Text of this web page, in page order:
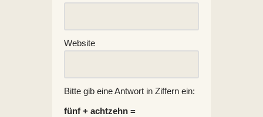
Website
Bitte gib eine Antwort in Ziffern ein:
fünf + achtzehn =